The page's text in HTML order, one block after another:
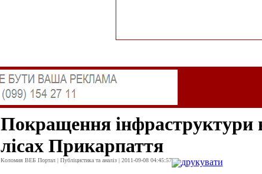
Покращення інфраструктури
лісах Прикарпаття
Коломия ВЕБ Портал | Публіцистика та аналіз | 2011-09-08 04:45:57 друкувати